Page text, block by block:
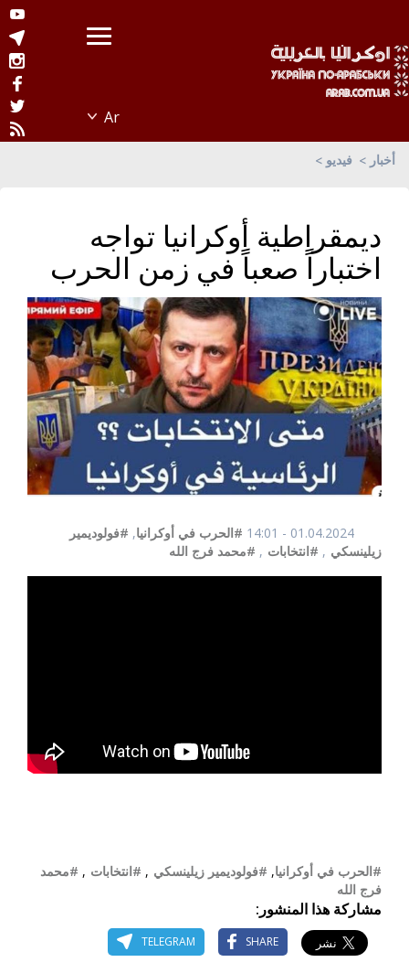
أخبار فيديو
ديمقراطية أوكرانيا تواجه
اختباراً صعباً في زمن الحرب
01.04.2024 - 14:01 #الحرب في أوكرانيا, #فولوديمير
زيلينسكي , #انتخابات , #محمد فرج الله
#الحرب في أوكرانيا, #فولوديمير زيلينسكي , #انتخابات , #محمد
فرج الله
مشاركة هذا المنشور:
SHARE
TELEGRAM